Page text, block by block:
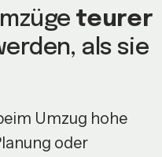
teurer
als sie
Umzug hohe
oder